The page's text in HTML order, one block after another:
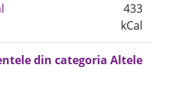
433
kCal
din categoria Altele